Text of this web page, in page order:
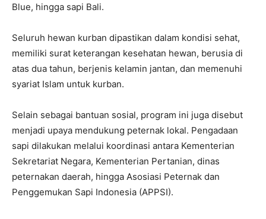
Blue, hingga sapi Bali.
Seluruh hewan kurban dipastikan dalam kondisi sehat,
memiliki surat keterangan kesehatan hewan, berusia di
atas dua tahun, berjenis kelamin jantan, dan memenuhi
syariat Islam untuk kurban.
Selain sebagai bantuan sosial, program ini juga disebut
menjadi upaya mendukung peternak lokal. Pengadaan
sapi dilakukan melalui koordinasi antara Kementerian
Sekretariat Negara, Kementerian Pertanian, dinas
peternakan daerah, hingga Asosiasi Peternak dan
Penggemukan Sapi Indonesia (APPSI).